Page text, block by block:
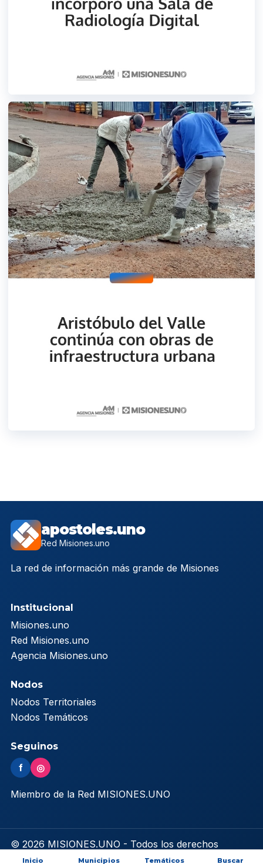
apostoles.uno
Red Misiones.uno
La red de información más grande de Misiones
Institucional
Misiones.uno
Red Misiones.uno
Agencia Misiones.uno
Nodos
Nodos Territoriales
Nodos Temáticos
Seguinos
f ◎
Miembro de la Red MISIONES.UNO
© 2026 MISIONES.UNO - Todos los derechos
reservados
Inicio Municipios Temáticos Buscar